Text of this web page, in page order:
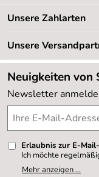
Newsletter
Retourenabwicklung
Lieferbedingungen
Kundenlogin
Unsere Bestseller
Neu
Sale %
4,8/5*****
Unsere Zahlarten
Unsere
Neuigkeiten von
Newsletter
Erlaubnis zur E-
Ich möchte
Meine E-Mail-
weitergegeben. Zu
Mehr anzeigen ...